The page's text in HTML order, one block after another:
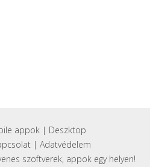
appok| Deszktop
| Adatvédelem
szoftverek, appok egy helyen!